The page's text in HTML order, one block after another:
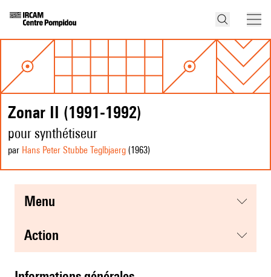
Zonar II (1991-1992)
pour synthétiseur
par Hans Peter Stubbe Teglbjaerg (1963)
menu
action